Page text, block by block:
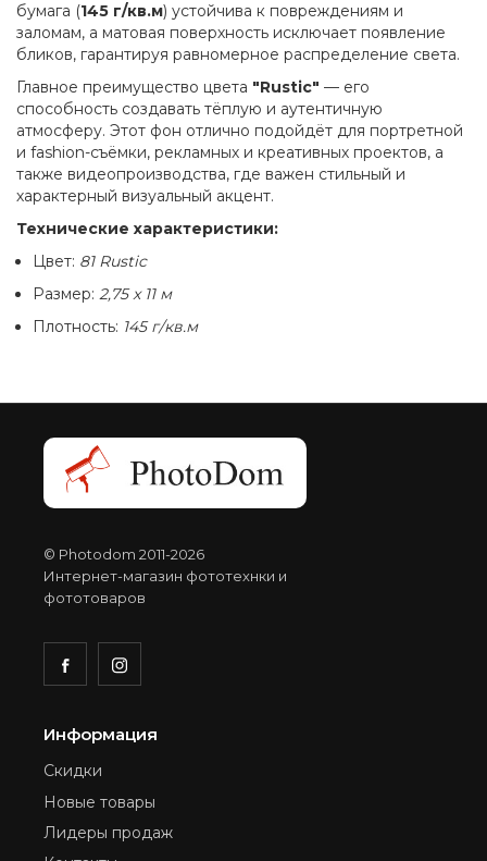
бумага (145 г/кв.м) устойчива к повреждениям и
заломам, а матовая поверхность исключает появление
бликов, гарантируя равномерное распределение света.
Главное преимущество цвета "Rustic" — его
способность создавать тёплую и аутентичную
атмосферу. Этот фон отлично подойдёт для портретной
и fashion-съёмки, рекламных и креативных проектов, а
также видеопроизводства, где важен стильный и
характерный визуальный акцент.
Технические характеристики:
Цвет: 81 Rustic
Размер: 2,75 x 11 м
Плотность: 145 г/кв.м
© Photodom 2011-2026
Интернет-магазин фототехнки и
фототоваров
Информация
Скидки
Новые товары
Лидеры продаж